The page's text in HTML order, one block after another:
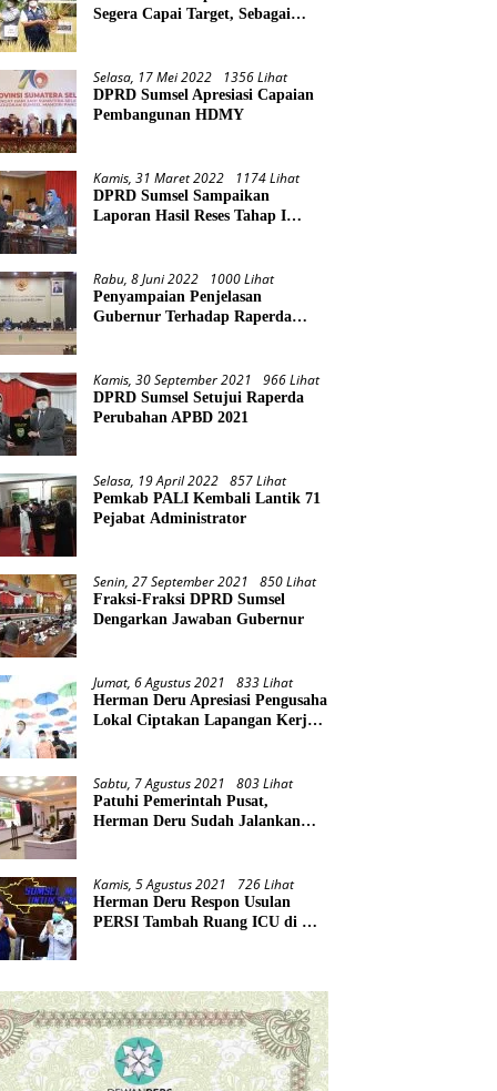
Segera Capai Target, Sebagai
Selasa, 17 Mei 2022 1356 Lihat
DPRD Sumsel Apresiasi Capaian
Pembangunan HDMY
Kamis, 31 Maret 2022 1174 Lihat
DPRD Sumsel Sampaikan
Laporan Hasil Reses Tahap I
Rabu, 8 Juni 2022 1000 Lihat
Penyampaian Penjelasan
Gubernur Terhadap Raperda
Kamis, 30 September 2021 966 Lihat
DPRD Sumsel Setujui Raperda
Perubahan APBD 2021
Selasa, 19 April 2022 857 Lihat
Pemkab PALI Kembali Lantik 71
Pejabat Administrator
Senin, 27 September 2021 850 Lihat
Fraksi-Fraksi DPRD Sumsel
Dengarkan Jawaban Gubernur
Jumat, 6 Agustus 2021 833 Lihat
Herman Deru Apresiasi Pengusaha
Lokal Ciptakan Lapangan Kerja
Sabtu, 7 Agustus 2021 803 Lihat
Patuhi Pemerintah Pusat,
Herman Deru Sudah Jalankan
Kamis, 5 Agustus 2021 726 Lihat
Herman Deru Respon Usulan
PERSI Tambah Ruang ICU di RS